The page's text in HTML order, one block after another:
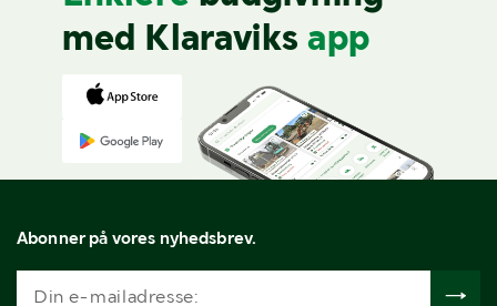
med Klaraviks app
Abonner på vores nyhedsbrev.